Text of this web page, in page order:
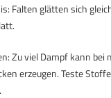
Falten glätten sich
Zu viel Dampf kann bei
erzeugen. Teste